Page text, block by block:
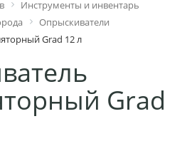
Инструменты и инвентарь
Опрыскиватели
Grad 12 л
Grad